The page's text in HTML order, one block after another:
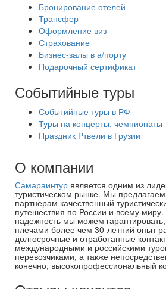
Бронирование отелей
Трансфер
Оформление виз
Страхование
Бизнес-залы в а/порту
Подарочный сертификат
Событийные туры
Событийные туры в РФ
Туры на концерты, чемпионаты
Праздник Ртвели в Грузии
О компании
Самараинтур является одним из
туристическом рынке. Мы
партнерам качественный
путешествия по России и всему миру.
надежность мы можем
плечами более чем 30-летний опыт
долгосрочные и отработанные
международными и российскими
перевозчиками, а также
конечно, высокопрофессиональный